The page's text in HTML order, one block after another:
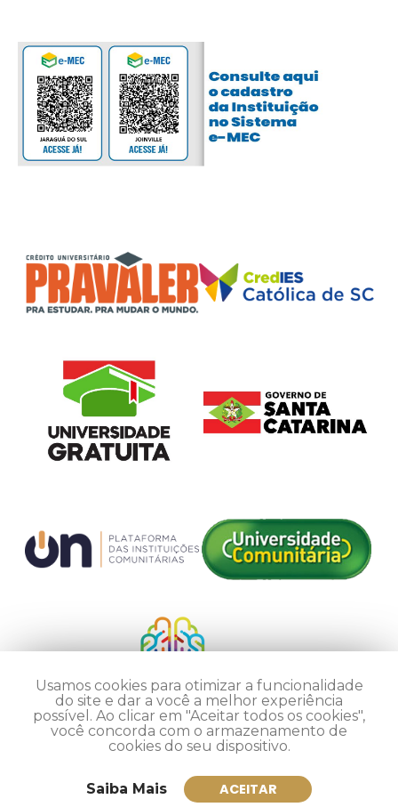
Usamos cookies para otimizar a funcionalidade
do site e dar a você a melhor experiência
possível. Ao clicar em "Aceitar todos os cookies",
você concorda com o armazenamento de
cookies do seu dispositivo.
Saiba Mais ACEITAR